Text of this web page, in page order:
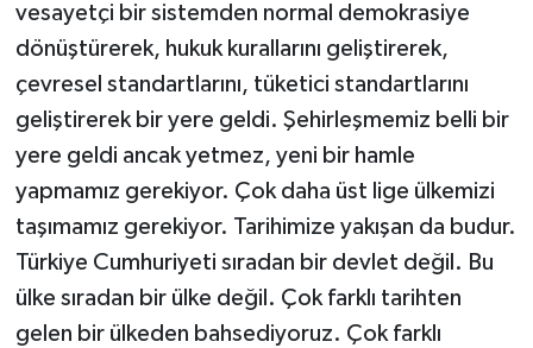
vesayetçi bir sistemden normal demokrasiye
dönüştürerek, hukuk kurallarını geliştirerek,
çevresel standartlarını, tüketici standartlarını
geliştirerek bir yere geldi. Şehirleşmemiz belli bir
yere geldi ancak yetmez, yeni bir hamle
yapmamız gerekiyor. Çok daha üst lige ülkemizi
taşımamız gerekiyor. Tarihimize yakışan da budur.
Türkiye Cumhuriyeti sıradan bir devlet değil. Bu
ülke sıradan bir ülke değil. Çok farklı tarihten
gelen bir ülkeden bahsediyoruz. Çok farklı